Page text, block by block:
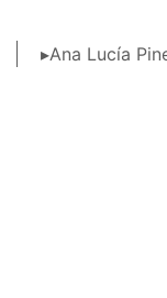
▸Ana Lucía